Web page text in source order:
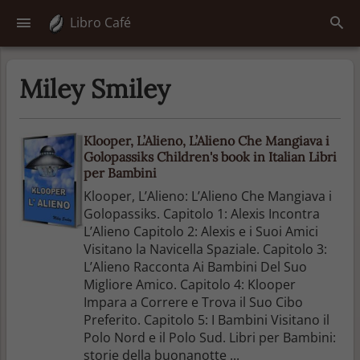
Libro Café
Miley Smiley
Klooper, L’Alieno, L’Alieno Che Mangiava i
Golopassiks Children's book in Italian Libri
per Bambini
Klooper, L’Alieno: L’Alieno Che Mangiava i
Golopassiks. Capitolo 1: Alexis Incontra
L’Alieno Capitolo 2: Alexis e i Suoi Amici
Visitano la Navicella Spaziale. Capitolo 3:
L’Alieno Racconta Ai Bambini Del Suo
Migliore Amico. Capitolo 4: Klooper
Impara a Correre e Trova il Suo Cibo
Preferito. Capitolo 5: I Bambini Visitano il
Polo Nord e il Polo Sud. Libri per Bambini:
storie della buonanotte ...